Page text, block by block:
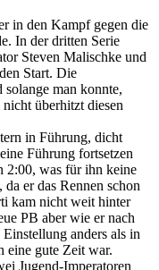
in den Kampf gegen die
In der dritten Serie
Steven Malischke und
Start. Die
solange man konnte,
überhitzt diesen
in Führung, dicht
Führung fortsetzen
2:00, was für ihn keine
er das Rennen schon
kam nicht weit hinter
PB aber wie er nach
anders als in
eine gute Zeit war.
Jugend-Imperatoren